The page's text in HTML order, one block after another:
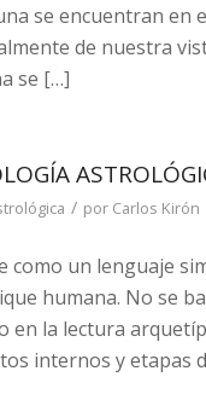
se encuentran en
de nuestra
se […]
/ por Carlos Kirón
como un lenguaje
humana. No se
en la lectura
internos y etapas